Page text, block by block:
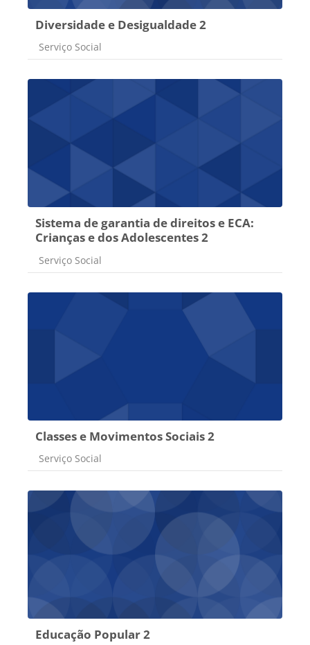
Diversidade e Desigualdade 2
Categoria do curso
Serviço Social
Sistema de garantia de direitos e ECA:
Crianças e dos Adolescentes 2
Categoria do curso
Serviço Social
Classes e Movimentos Sociais 2
Categoria do curso
Serviço Social
Educação Popular 2